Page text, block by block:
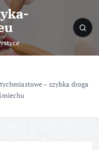
– szybka droga